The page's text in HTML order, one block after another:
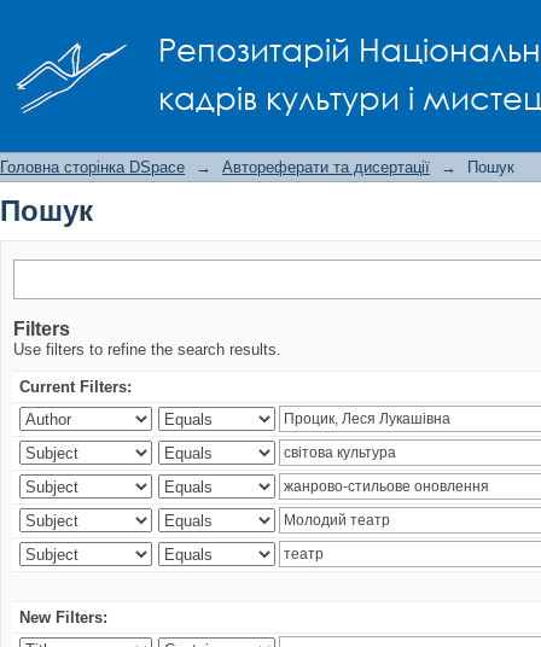
Репозитарій
кадрів культури і
Головна сторінка DSpace → Автореферати та дисертації → Пошук
Пошук
Filters
Use filters to refine the search results.
Current Filters:
New Filters: